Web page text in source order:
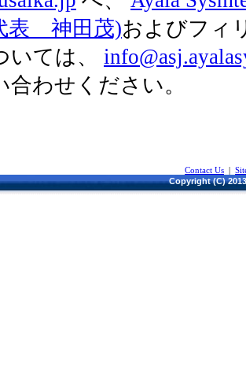
表 神田茂)およびフィ
いては、
合わせください。
Contact Us |
Copyright (C)